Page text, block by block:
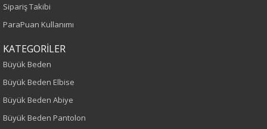
Yetişkin
Büyük Beden
Boy
115
Sipariş Takibi
ParaPuan Kullanımı
KATEGORİLER
Büyük Beden
Büyük Beden Elbise
Büyük Beden Abiye
Büyük Beden Pantolon